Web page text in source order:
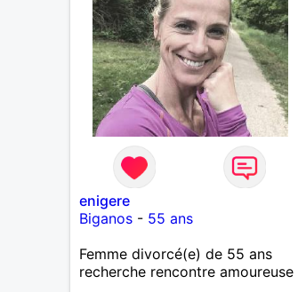
enigere
Biganos- 55 ans
Femme divorcé(e) de 55 ans
recherche rencontre amoureuse